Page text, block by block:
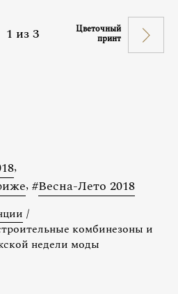
1 из3 Цветочный
принт
,
, #Весна-Лето 2018
/
комбинезоны и
недели моды